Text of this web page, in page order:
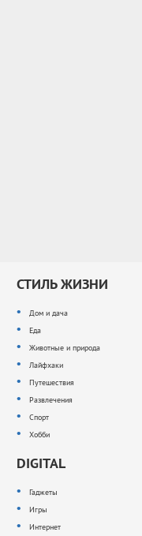
СТИЛЬ ЖИЗНИ
Дом и дача
Еда
Животные и природа
Лайфхаки
Путешествия
Развлечения
Спорт
Хобби
DIGITAL
Гаджеты
Игры
Интернет